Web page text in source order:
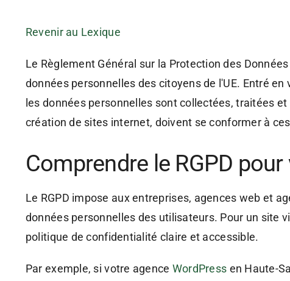
Revenir au Lexique
Le Règlement Général sur la Protection des
données personnelles des citoyens de l'UE. Entré
les données personnelles sont collectées, traitées
création de sites internet, doivent se conformer à
Comprendre le RGPD
Le RGPD impose aux entreprises, agences web et
données personnelles des utilisateurs. Pour un site
politique de confidentialité claire et accessible.
Par exemple, si votre agence WordPress en Haute-